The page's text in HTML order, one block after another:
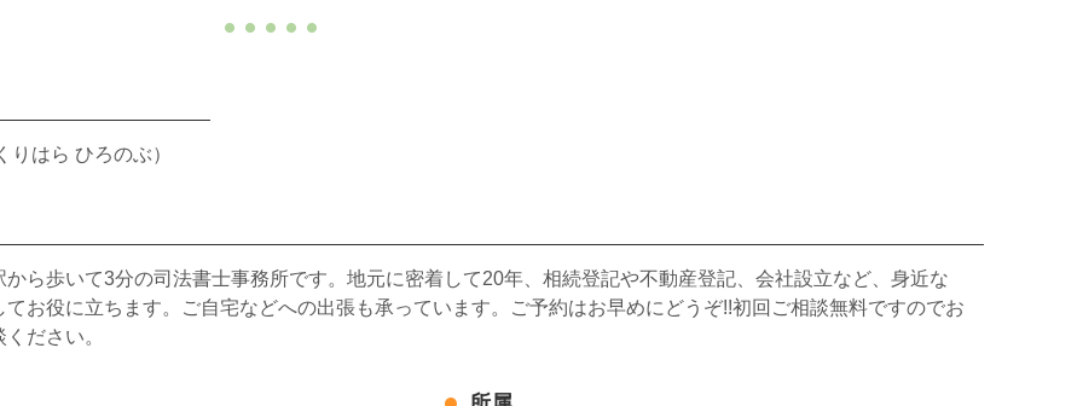
りはら ひろのぶ）
から歩いて3分の司法書士事務所です。地元に密着して20年、相続登記や不動産登記、会社設立など、身近な
てお役に立ちます。ご自宅などへの出張も承っています。ご予約はお早めにどうぞ!!初回ご相談無料ですのでお
ださい。